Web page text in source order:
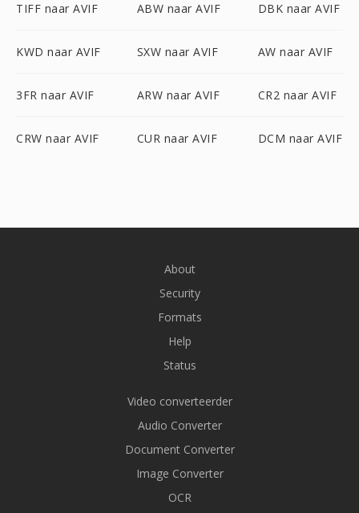
TIFF naar AVIF ABW naar AVIF DBK naar AVIF
KWD naar AVIF SXW naar AVIF AW naar AVIF
3FR naar AVIF ARW naar AVIF CR2 naar AVIF
CRW naar AVIF CUR naar AVIF DCM naar AVIF
About
Security
Formats
Help
Status
Video converteerder
Audio Converter
Document Converter
Image Converter
OCR